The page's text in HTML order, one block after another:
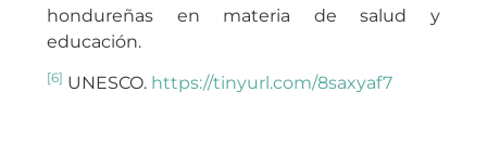
hondureñas en materia de salud y
educación.
[6] UNESCO. https://tinyurl.com/8saxyaf7